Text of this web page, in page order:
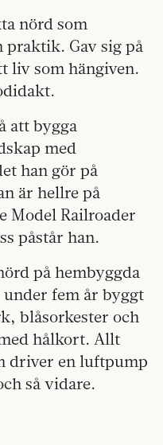
nörd som
praktik. Gav sig på
liv som hängiven.
att bygga
med
han gör på
är hellre på
Model Railroader
påstår han.
på hembyggda
fem år byggt
blåsorkester och
hålkort. Allt
driver en luftpump
så vidare.